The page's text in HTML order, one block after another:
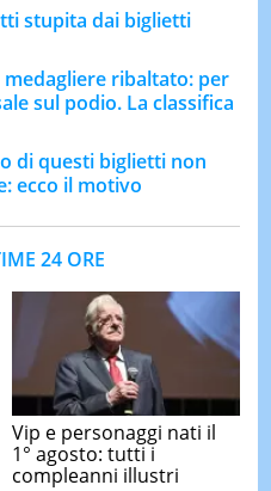
stupita dai biglietti
ribaltato: per
sul podio. La classifica
di questi biglietti non
ecco il motivo
24 ORE
Vip e personaggi nati il
1° agosto: tutti i
compleanni illustri